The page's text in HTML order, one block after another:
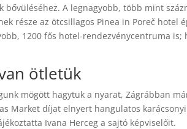
bővüléséhez. A legnagyobb, több mint
része az ötcsillagos Pinea in Poreč hotel
1200 fős hotel-rendezvénycentruma
ötletük
mögött hagytuk a nyarat, Zágrábban
Market díjat elnyert hangulatos
Ivana Herceg a sajtó képviselőit.